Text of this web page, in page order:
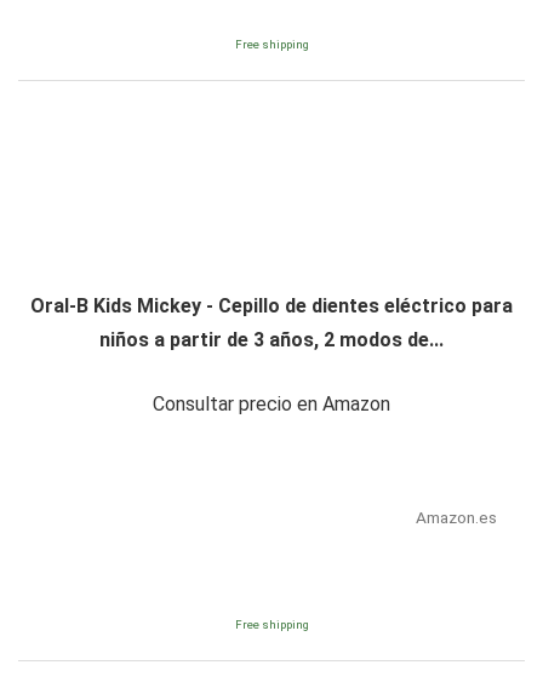
Free shipping
Oral-B Kids Mickey - Cepillo de dientes eléctrico para
niños a partir de 3 años, 2 modos de...
Consultar precio en Amazon
Amazon.es
Free shipping